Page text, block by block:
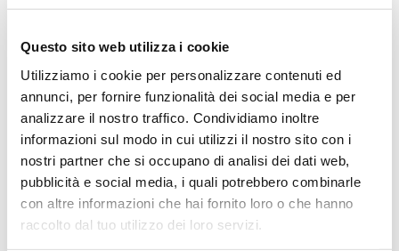
Questo sito web utilizza i cookie
Utilizziamo i cookie per personalizzare contenuti ed
annunci, per fornire funzionalità dei social media e per
analizzare il nostro traffico. Condividiamo inoltre
informazioni sul modo in cui utilizzi il nostro sito con i
nostri partner che si occupano di analisi dei dati web,
pubblicità e social media, i quali potrebbero combinarle
con altre informazioni che hai fornito loro o che hanno
raccolto dal tuo utilizzo dei loro servizi.
Sistema Netfix CRM
490
Leggi Tutto